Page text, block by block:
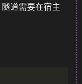
道需要在宿主